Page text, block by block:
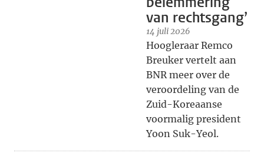
van rechtsgang’
14 juli 2026
Hoogleraar Remco
Breuker vertelt aan
BNR meer over de
veroordeling van de
Zuid-Koreaanse
voormalig president
Yoon Suk-Yeol.